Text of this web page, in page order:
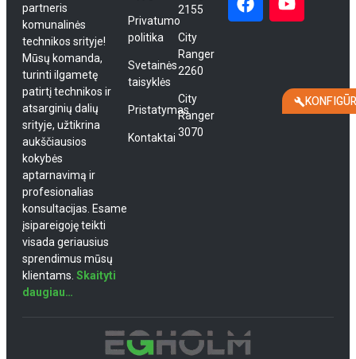
partneris
komunalinės
technikos srityje!
Mūsų komanda,
turinti ilgametę
patirtį technikos ir
atsarginių dalių
srityje, užtikrina
aukščiausios
kokybės
aptarnavimą ir
profesionalias
konsultacijas. Esame
įsipareigoję teikti
visada geriausius
sprendimus mūsų
klientams. Skaityti
daugiau…
Privatumo
politika
Svetainės
taisyklės
Pristatymas
Kontaktai
2155
City
Ranger
2260
City
Ranger
3070